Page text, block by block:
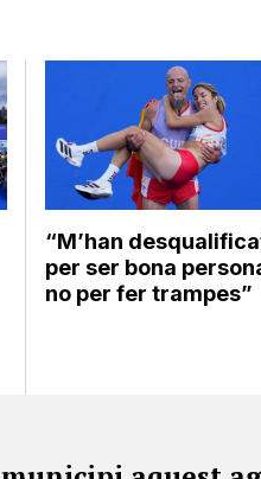
“M’han
per ser bona
no per fer trampes”